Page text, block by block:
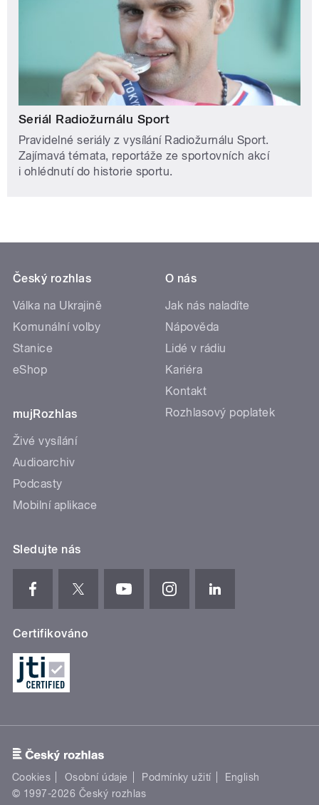
Seriál Radiožurnálu Sport
Pravidelné seriály z vysílání Radiožurnálu Sport.
Zajímavá témata, reportáže ze sportovních akcí
i ohlédnutí do historie sportu.
Český rozhlas
Válka na Ukrajině
Komunální volby
Stanice
eShop
mujRozhlas
Živé vysílání
Audioarchiv
Podcasty
Mobilní aplikace
O nás
Jak nás naladíte
Nápověda
Lidé v rádiu
Kariéra
Kontakt
Rozhlasový poplatek
Sledujte nás
Certifikováno
Cookies Osobní údaje Podmínky užití
English
© 1997-2026 Český rozhlas